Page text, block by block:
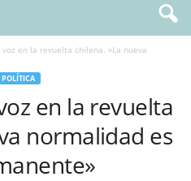
voz en la revuelta chilena. «La nueva
POLÍTICA
en la revuelta
normalidad es